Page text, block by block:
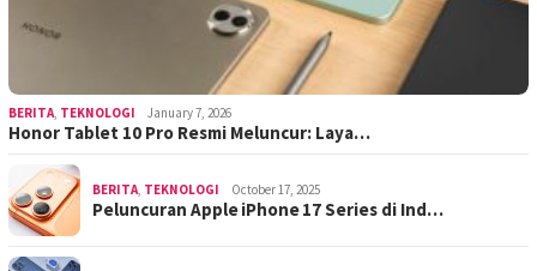
BERITA TEKNOLOGI January 7, 2026
Honor Tablet 10 Pro Resmi Meluncur: Laya…
BERITA TEKNOLOGI October 17, 2025
Peluncuran Apple iPhone 17 Series di Ind…